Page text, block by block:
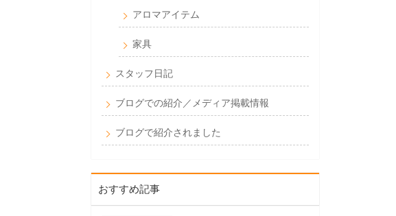
アロマアイテム
家具
スタッフ日記
ブログでの紹介／メディア掲載情報
ブログで紹介されました
おすすめ記事